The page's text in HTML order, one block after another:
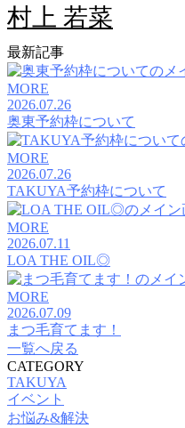
村上 若菜
最新記事
MORE
2026.07.26
奥東予約枠について
MORE
2026.07.26
TAKUYA予約枠について
MORE
2026.07.11
LOA THE OIL◎
MORE
2026.07.09
まつ毛育てます！
一覧へ戻る
CATEGORY
TAKUYA
イベント
お悩み&解決